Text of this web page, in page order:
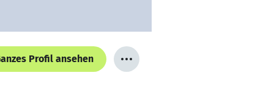
Profil ansehen